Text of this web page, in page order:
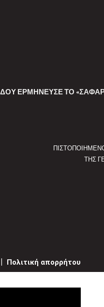
ΕΡΜΉΝΕΥΣΕ ΤΟ
ΤΗΣ
Πολιτική απορρήτου